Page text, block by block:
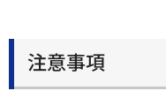
注意事項